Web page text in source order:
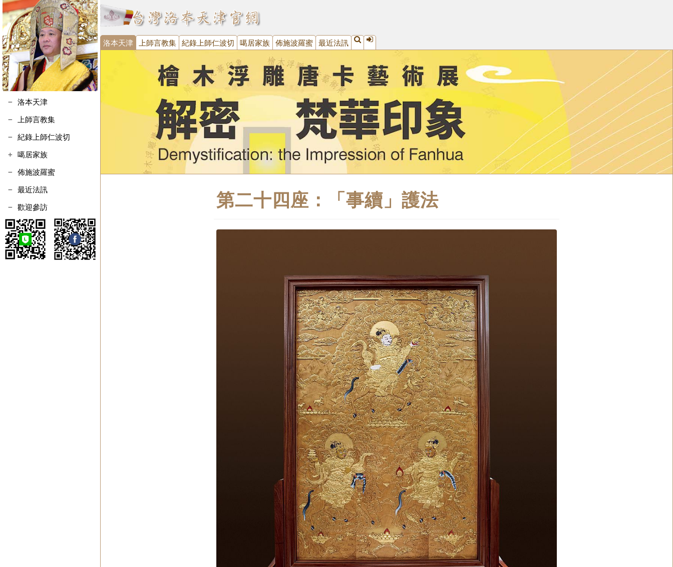
洛本天津
上師言教集
紀錄上師仁波切
噶居家族
噶瑪寺執事會
噶瑪寺金剛護法會
台灣噶瑪噶居協進會
噶瑪寺弘法委員會
噶瑪寺台北祖菩道場
噶瑪寺台南瑪爾巴道
佈施波羅蜜
最近法訊
歡迎參訪
洛本天津 上師言教集 紀錄上師仁波切 噶居家族 佈施波羅蜜 最近法訊
第二十四座：「事續」護法